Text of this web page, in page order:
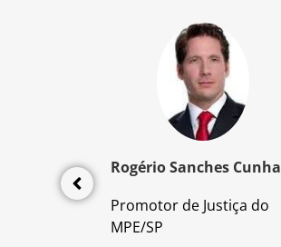
Civil
Rogério Sanches Cunha
Promotor de Justiça do
MPE/SP